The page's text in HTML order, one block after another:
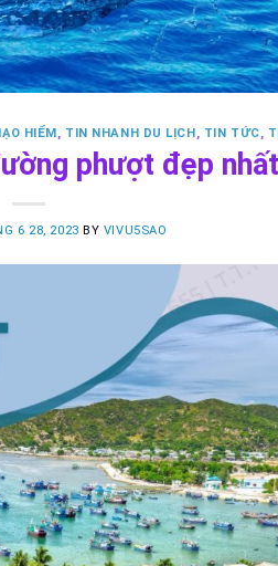
HIỂM, TIN NHANH DU LỊCH, TIN TỨC,
phượt đẹp
6 28, 2023 BY VIVU5SAO